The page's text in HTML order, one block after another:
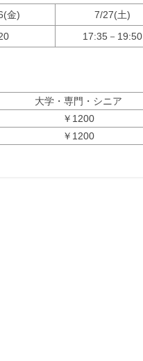
金) 7/27(土)
17:35－19:50
大学・専門・シニア
￥1200
￥1200